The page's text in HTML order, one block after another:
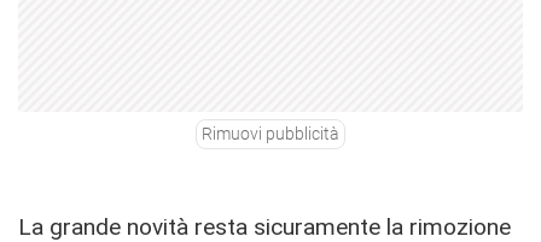
Rimuovi pubblicità
La grande novità resta sicuramente la rimozione